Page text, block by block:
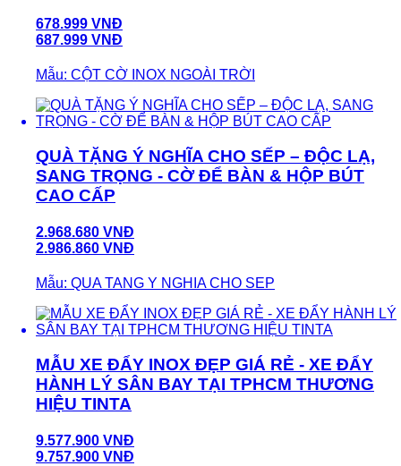
678.999 VNĐ
687.999 VNĐ
Mẫu: CỘT CỜ INOX NGOÀI TRỜI
QUÀ TẶNG Ý NGHĨA CHO SẾP – ĐỘC LẠ,
SANG TRỌNG - CỜ ĐỂ BÀN & HỘP BÚT
CAO CẤP
2.968.680 VNĐ
2.986.860 VNĐ
Mẫu: QUA TANG Y NGHIA CHO SEP
MẪU XE ĐẨY INOX ĐẸP GIÁ RẺ - XE ĐẨY
HÀNH LÝ SÂN BAY TẠI TPHCM THƯƠNG
HIỆU TINTA
9.577.900 VNĐ
9.757.900 VNĐ